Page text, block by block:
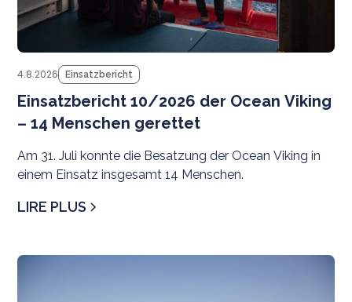
4.8.2026 Einsatzbericht
Einsatzbericht 10/2026 der Ocean Viking
– 14 Menschen gerettet
Am 31. Juli konnte die Besatzung der Ocean Viking in
einem Einsatz insgesamt 14 Menschen.
LIRE PLUS